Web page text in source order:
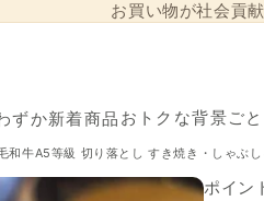
お買い物が社会貢
ずか新着商品 おトクな背景ご
和牛A5等級 切り落とし すき焼き・しゃぶし
ポイン